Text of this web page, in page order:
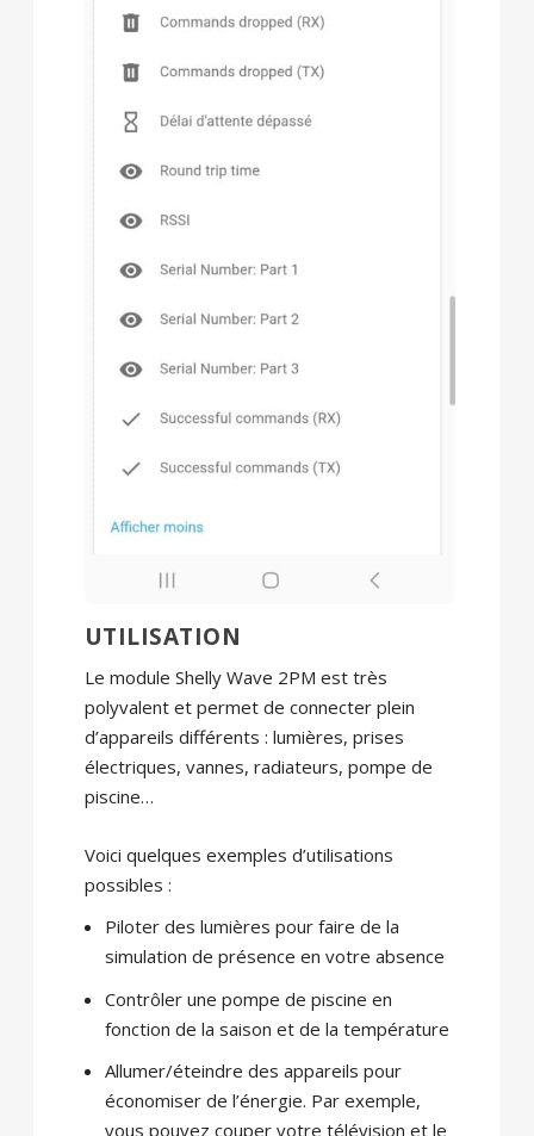
UTILISATION
Le module Shelly Wave 2PM est très
polyvalent et permet de connecter plein
d’appareils différents : lumières, prises
électriques, vannes, radiateurs, pompe de
piscine…
Voici quelques exemples d’utilisations
possibles :
Piloter des lumières pour faire de la
simulation de présence en votre absence
Contrôler une pompe de piscine en
fonction de la saison et de la température
Allumer/éteindre des appareils pour
économiser de l’énergie. Par exemple,
vous pouvez couper votre télévision et le